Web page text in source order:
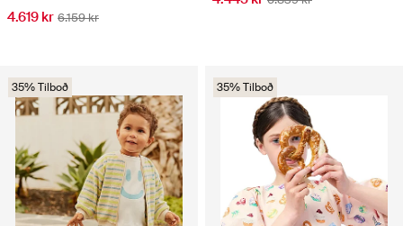
4.619 kr 6.159 kr
35% Tilboð 35% Tilboð